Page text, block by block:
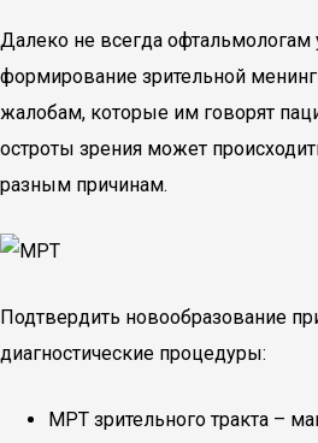
Далеко не всегда офтальмологам
формирование зрительной
жалобам, которые им говорят
остроты зрения может
разным причинам.
Подтвердить новообразование
диагностические процедуры:
МРТ зрительного тракта –